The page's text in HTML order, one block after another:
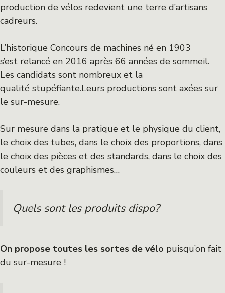
production de vélos redevient une terre d’artisans
cadreurs.
L’historique Concours de machines né en 1903
s’est relancé en 2016 après 66 années de sommeil.
Les candidats sont nombreux et la
qualité stupéfiante.Leurs productions sont axées sur
le sur-mesure.
Sur mesure dans la pratique et le physique du client,
le choix des tubes, dans le choix des proportions, dans
le choix des pièces et des standards, dans le choix des
couleurs et des graphismes…
Quels sont les produits dispo?
On propose toutes les sortes de vélo puisqu’on fait
du sur-mesure !